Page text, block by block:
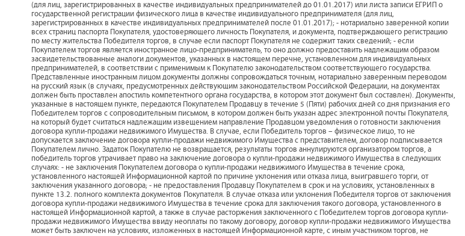
(для лиц, зарегистрированных в качестве индивидуальных предпринимателей до 01.01.2017) или листа записи ЕГРИП о
государственной регистрации физического лица в качестве индивидуального предпринимателя (для лиц,
зарегистрированных в качестве индивидуальных предпринимателей после 01.01.2017); - нотариально заверенной копии
всех страниц паспорта Покупателя, удостоверяющего личность Покупателя, и документа, подтверждающего регистрацию
по месту жительства Победителя торгов, в случае если паспорт Покупателя не содержит таких сведений; - если
Покупателем торгов является иностранное лицо-предприниматель, то оно должно предоставить надлежащим образом
засвидетельствованные аналоги документов, указанных в настоящем перечне, установленном для индивидуальных
предпринимателей, в соответствии с применимым к Покупателю законодательством соответствующего государства.
Представленные иностранным лицом документы должны сопровождаться точным, нотариально заверенным переводом
на русский язык (в случаях, предусмотренных действующим законодательством Российской Федерации, на документах
должен быть проставлен апостиль компетентного органа государства, в котором этот документ был составлен). Документы,
указанные в настоящем пункте, передаются Покупателем Продавцу в течение 5 (Пяти) рабочих дней со дня признания его
Победителем торгов с сопроводительным письмом, в котором должен быть указан адрес электронной почты Покупателя,
на который будет считаться надлежащим извещением направление Продавцом уведомления о готовности заключения
договора купли-продажи недвижимого Имущества. В случае, если Победитель торгов – физическое лицо, то не
допускается заключение договора купли-продажи недвижимого Имущества с представителем, договор подписывается
Покупателем лично. Задаток Покупателю не возвращается, результаты торгов аннулируются организатором торгов, а
победитель торгов утрачивает право на заключение договора о купли-продажи недвижимого Имущества в следующих
случаях: - не заключения Покупателем договора о купли-продажи недвижимого Имущества в течение срока,
установленного настоящей Информационной картой по причине уклонения или отказа лица, выигравшего торги, от
заключения указанного договора; - не предоставления Продавцу Покупателем в срок и на условиях, установленных в
пункте 13.2. полного комплекта документов Покупателя. В случае отказа или уклонения Победителя торгов от заключения
договора купли-продажи недвижимого Имущества в течение срока для заключения такого договора, установленного в
настоящей Информационной картой, а также в случае расторжения заключенного с Победителем торгов договора купли-
продажи недвижимого Имущества ввиду неоплаты по такому договору, договор купли-продажи недвижимого Имущества
может быть заключен на условиях, изложенных в настоящей Информационной карте, с иным участником торгов, не